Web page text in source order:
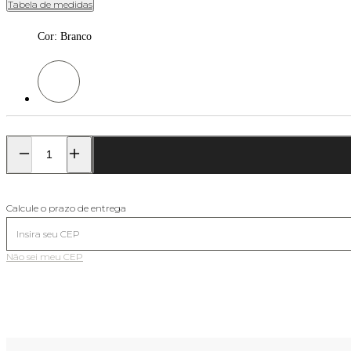
Tabela de medidas
Cor: Branco
Cor: Branco
Calcule o prazo de entrega
Não sei meu CEP